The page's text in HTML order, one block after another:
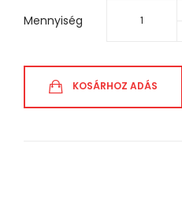
Mennyiség
KOSÁRHOZ ADÁS